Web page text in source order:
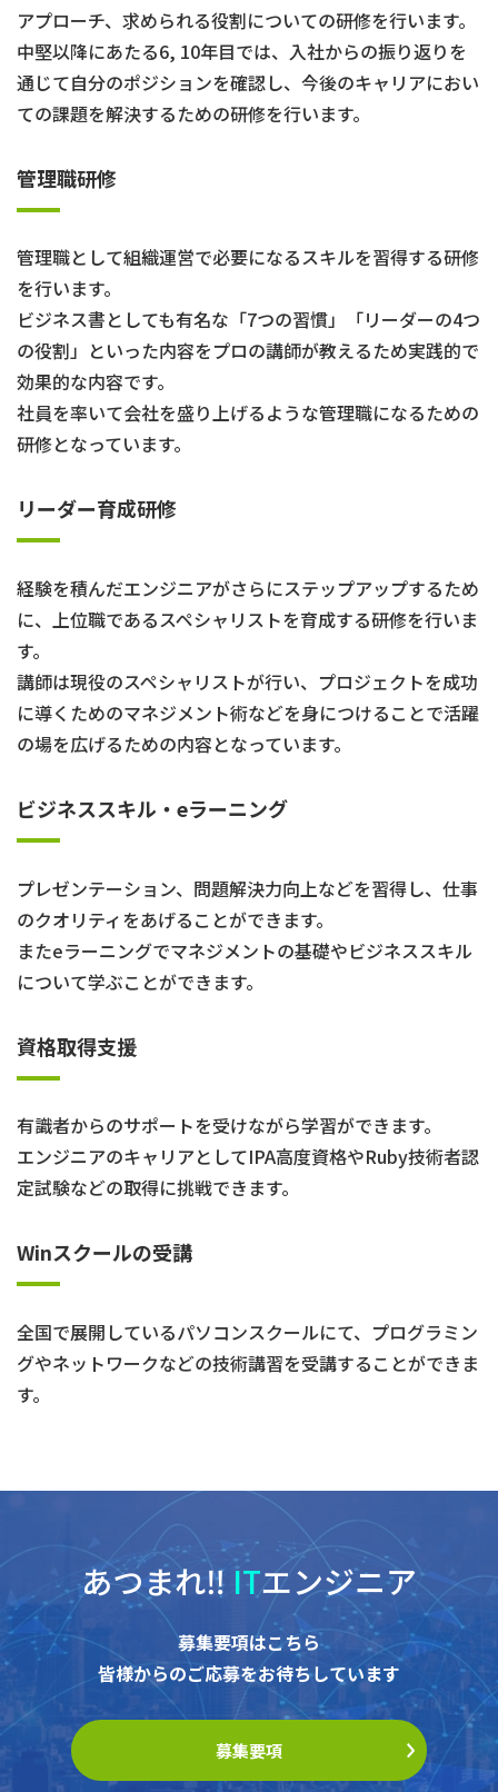
アプローチ、求められる役割についての研修を行います。
中堅以降にあたる6, 10年目では、入社からの振り返りを
通じて自分のポジションを確認し、今後のキャリアにおい
ての課題を解決するための研修を行います。
管理職研修
管理職として組織運営で必要になるスキルを習得する研修
を行います。
ビジネス書としても有名な「7つの習慣」「リーダーの4つ
の役割」といった内容をプロの講師が教えるため実践的で
効果的な内容です。
社員を率いて会社を盛り上げるような管理職になるための
研修となっています。
リーダー育成研修
経験を積んだエンジニアがさらにステップアップするため
に、上位職であるスペシャリストを育成する研修を行いま
す。
講師は現役のスペシャリストが行い、プロジェクトを成功
に導くためのマネジメント術などを身につけることで活躍
の場を広げるための内容となっています。
ビジネススキル・eラーニング
プレゼンテーション、問題解決力向上などを習得し、仕事
のクオリティをあげることができます。
またeラーニングでマネジメントの基礎やビジネススキル
について学ぶことができます。
資格取得支援
有識者からのサポートを受けながら学習ができます。
エンジニアのキャリアとしてIPA高度資格やRuby技術者認
定試験などの取得に挑戦できます。
Winスクールの受講
全国で展開しているパソコンスクールにて、プログラミン
グやネットワークなどの技術講習を受講することができま
す。
あつまれ‼︎ ITエンジニア
募集要項はこちら
皆様からのご応募をお待ちしています
募集要項